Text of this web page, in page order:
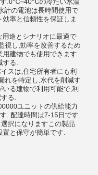
計の電池は長時間使用で
率と信頼性を保証しま
途とシナリオに最適で
視し,効率を改善するため
建物でも使用できます
る.
スは,住宅所有者にも利
れを特定し,水代を削減す
る建物で利用可能で,利
る.
ユニットの供給能力
. 配達時間は7-15日です.
択になりますこの製品
と保守が簡単です.